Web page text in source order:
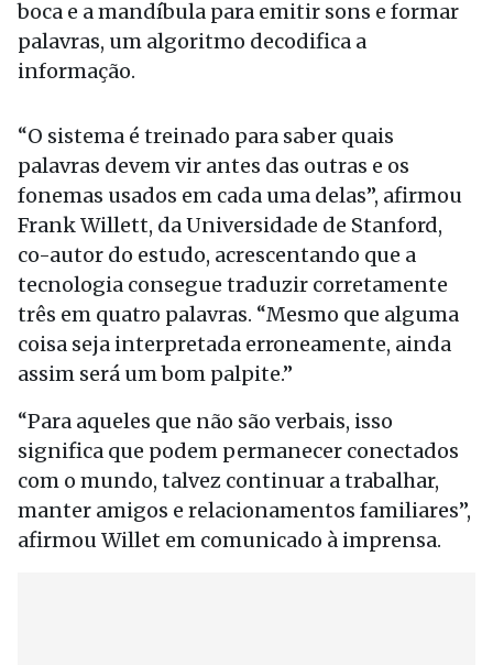
boca e a mandíbula para emitir sons e formar
palavras, um algoritmo decodifica a
informação.
“O sistema é treinado para saber quais
palavras devem vir antes das outras e os
fonemas usados em cada uma delas”, afirmou
Frank Willett, da Universidade de Stanford,
co-autor do estudo, acrescentando que a
tecnologia consegue traduzir corretamente
três em quatro palavras. “Mesmo que alguma
coisa seja interpretada erroneamente, ainda
assim será um bom palpite.”
“Para aqueles que não são verbais, isso
significa que podem permanecer conectados
com o mundo, talvez continuar a trabalhar,
manter amigos e relacionamentos familiares”,
afirmou Willet em comunicado à imprensa.